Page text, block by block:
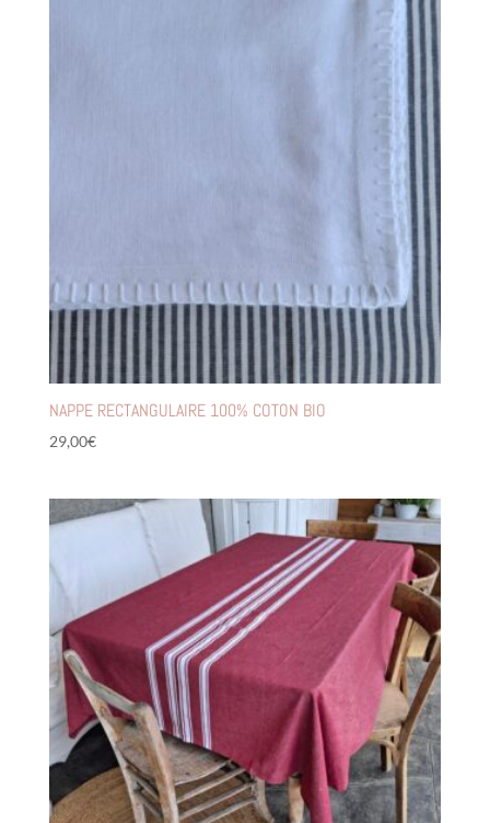
NAPPE RECTANGULAIRE 100% COTON BIO
29,00€